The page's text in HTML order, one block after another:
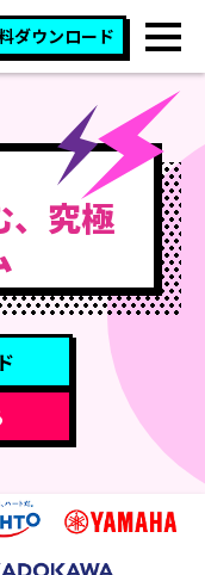
ダウンロード
、究極